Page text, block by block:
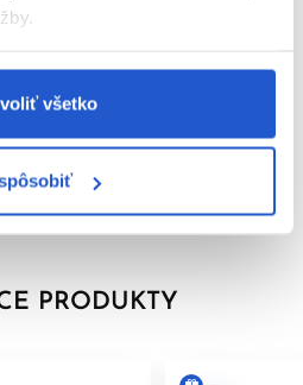
všetko
vážne alergické reakcie. Pred
PRODUKTY